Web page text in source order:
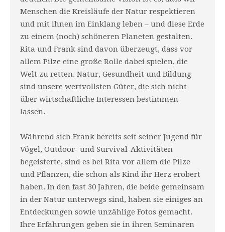
Menschen die Kreisläufe der Natur respektieren
und mit ihnen im Einklang leben – und diese Erde
zu einem (noch) schöneren Planeten gestalten.
Rita und Frank sind davon überzeugt, dass vor
allem Pilze eine große Rolle dabei spielen, die
Welt zu retten. Natur, Gesundheit und Bildung
sind unsere wertvollsten Güter, die sich nicht
über wirtschaftliche Interessen bestimmen
lassen.
Während sich Frank bereits seit seiner Jugend für
Vögel, Outdoor- und Survival-Aktivitäten
begeisterte, sind es bei Rita vor allem die Pilze
und Pflanzen, die schon als Kind ihr Herz erobert
haben. In den fast 30 Jahren, die beide gemeinsam
in der Natur unterwegs sind, haben sie einiges an
Entdeckungen sowie unzählige Fotos gemacht.
Ihre Erfahrungen geben sie in ihren Seminaren